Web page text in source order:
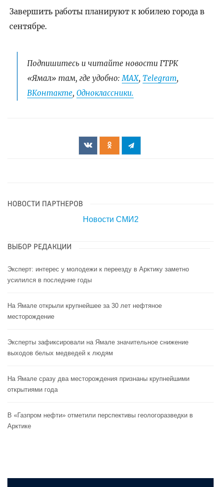
Завершить работы планируют к юбилею города в
сентябре.
Подпишитесь и читайте новости ГТРК
«Ямал» там, где удобно:МАХ, Telegram,
ВКонтакте, Одноклассники.
НОВОСТИ ПАРТНЕРОВ
Новости СМИ2
ВЫБОР РЕДАКЦИИ
Эксперт: интерес у молодежи к переезду в Арктику заметно
усилился в последние годы
На Ямале открыли крупнейшее за 30 лет нефтяное
месторождение
Эксперты зафиксировали на Ямале значительное снижение
выходов белых медведей к людям
На Ямале сразу два месторождения признаны крупнейшими
открытиями года
В «Газпром нефти» отметили перспективы геологоразведки в
Арктике